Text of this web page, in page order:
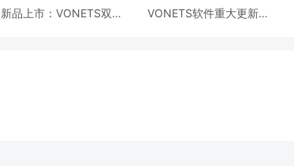
新品上市：VONETS双频
VONETS软件重大更新，